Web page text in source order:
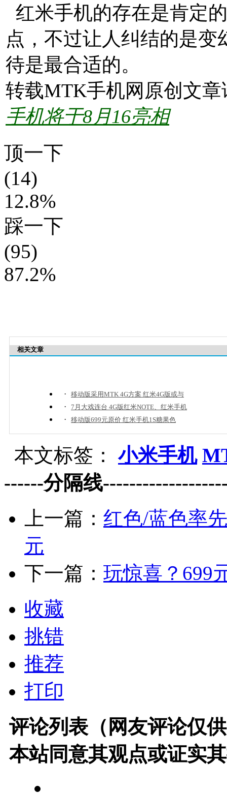
红米手机的存在是肯定
点，不过让人纠结的是
待是最合适的。
转载MTK手机网原创文
手机将于8月16亮相
顶一下
(14)
12.8%
踩一下
(95)
87.2%
相关文章
· 移动版采用MTK 4G方案 红米4G版或与
· 7月大戏连台 4G版红米NOTE、红米手机
· 移动版699元原价 红米手机1S糖果色
本文标签：小米手机
------分隔线
上一篇： 红色/蓝色率
元
下一篇： 玩惊喜？699
收藏
挑错
推荐
打印
评论列表（网友评论仅
本站同意其观点或证实